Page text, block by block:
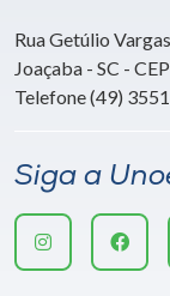
Rua Getúlio
Joaçaba - SC -
Telefone (49)
Siga a